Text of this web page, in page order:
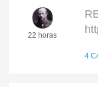
22 horas
4